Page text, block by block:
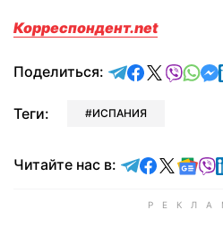
Корреспондент.net
Поделиться: отправить в
Теги: ИСПАНИЯ
Читайте нас в: Читайте в
Читайте